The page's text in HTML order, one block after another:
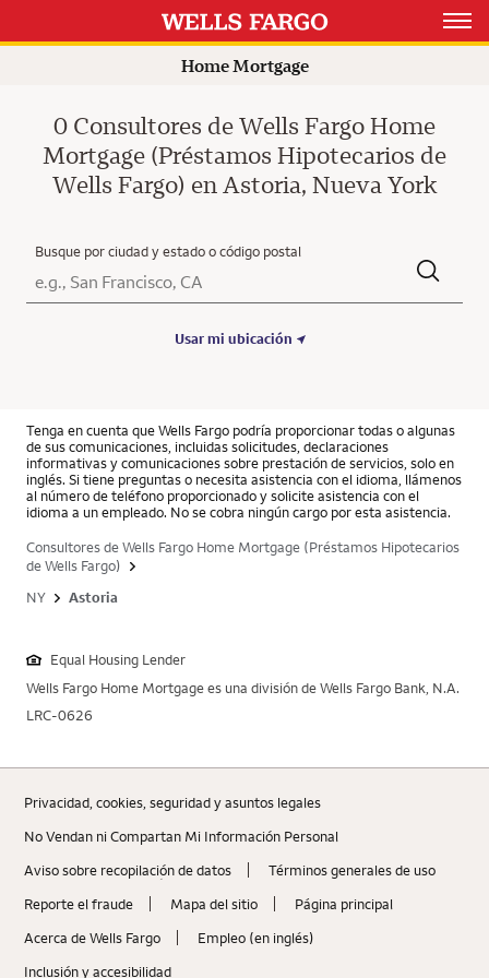
Open
Home Mortgage
0 Consultores de Wells Fargo Home
Mortgage (Préstamos Hipotecarios de
Wells Fargo) en Astoria, Nueva York
Busque por ciudad y estado o código postal
Ciudad, Estado/Provincia, Código postal o Ciudad y País
Submit a search.
Usar mi ubicación
Tenga en cuenta que Wells Fargo podría proporcionar todas o algunas
de sus comunicaciones, incluidas solicitudes, declaraciones
informativas y comunicaciones sobre prestación de servicios, solo en
inglés. Si tiene preguntas o necesita asistencia con el idioma, llámenos
al número de teléfono proporcionado y solicite asistencia con el
idioma a un empleado. No se cobra ningún cargo por esta asistencia.
Consultores de Wells Fargo Home Mortgage (Préstamos Hipotecarios
de Wells Fargo)
NY
Astoria
Equal Housing Lender
Wells Fargo Home Mortgage es una división de Wells Fargo Bank, N.A.
LRC-0626
Privacidad, cookies, seguridad y asuntos legales
No Vendan ni Compartan Mi Información Personal
Aviso sobre recopilaciؚón de datos
Términos generales de uso
Reporte el fraude
Mapa del sitio
Página principal
Acerca de Wells Fargo
Empleo (en inglés)
Inclusión y accesibilidad